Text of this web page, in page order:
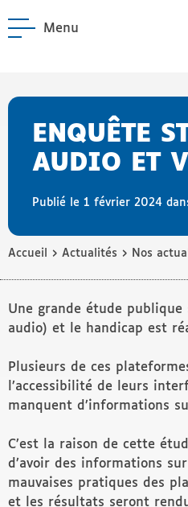
Menu
ENQUÊTE
AUDIO ET
Publié le 1 février 2024
Accueil › Actualités › Nos
Une grande étude
audio) et le handicap est
Plusieurs de ces
l’accessibilité de leurs
manquent d’informations
C’est la raison de cette
d’avoir des informations
mauvaises pratiques des
et les résultats seront